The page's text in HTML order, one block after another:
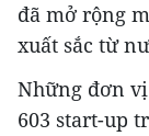
đã mở rộng
xuất sắc từ
Những đơn
603 start-up